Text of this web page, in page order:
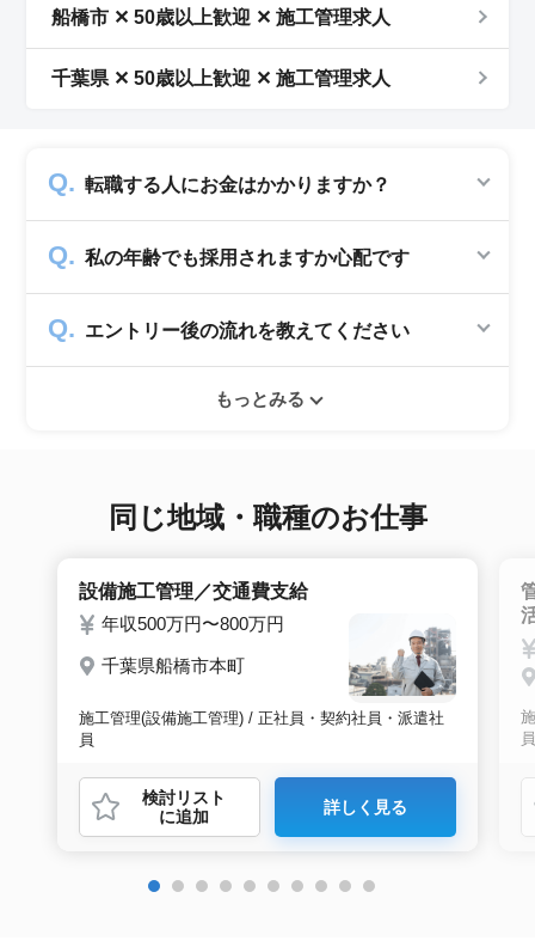
船橋市 ✕ 50歳以上歓迎 ✕ 施工管理求人
千葉県 ✕ 50歳以上歓迎 ✕ 施工管理求人
転職する人にお金はかかりますか？
していますので、転職希望者の方からは費用は
一切発生致しません。
私の年齢でも採用されますか心配です
業のみ掲載をしています。60代・70代以上の
就職実績も多数ありますので年齢に気負いせず
ぜひ紹介依頼へ進んでください。
エントリー後の流れを教えてください
ーとヒアリングのお時間を頂きます。その後希
もっとみる
同じ地域・職種のお仕事
設備施工管理／交通費支給
年収500万円〜800万円
千葉県船橋市本町
施工管理(設備施工管理) / 正社員・契約社員・派遣社
員
検討リスト
に追加
詳しく見る
員